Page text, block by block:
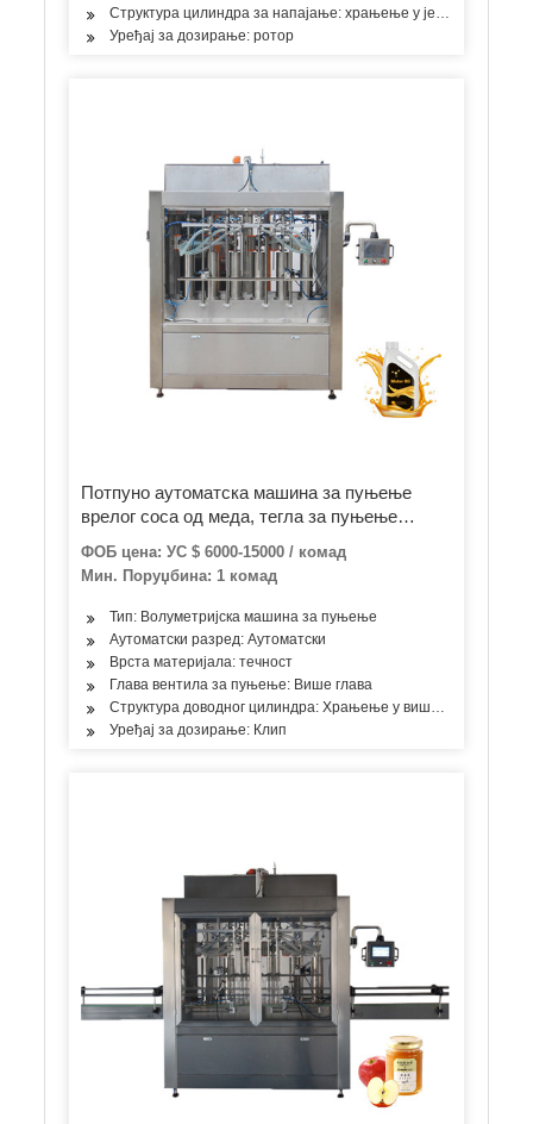
Структура цилиндра за напајање: храњење у једној соби
Уређај за дозирање: ротор
Потпуно аутоматска машина за пуњење
врелог соса од меда, тегла за пуњење
кечапа, машина за пуњење креме / кикирики
путера / уља / џема / течности и флаша
ФОБ цена: УС $ 6000-15000 / комад
Мин. Поруџбина: 1 комад
Тип: Волуметријска машина за пуњење
Аутоматски разред: Аутоматски
Врста материјала: течност
Глава вентила за пуњење: Више глава
Структура доводног цилиндра: Храњење у више просторија
Уређај за дозирање: Клип